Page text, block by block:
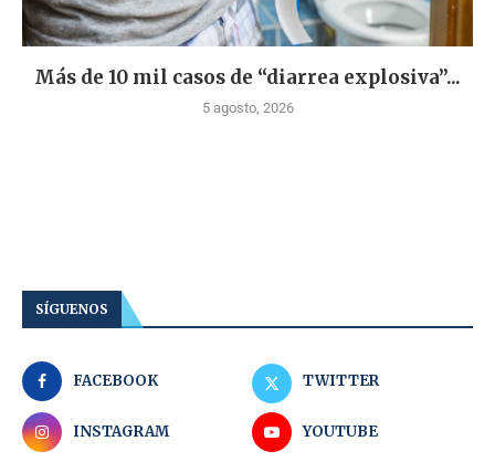
Más de 10 mil casos de “diarrea explosiva”...
5 agosto, 2026
SÍGUENOS
FACEBOOK TWITTER
INSTAGRAM YOUTUBE